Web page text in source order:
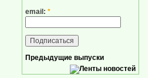
email: *
Предыдущие выпуски